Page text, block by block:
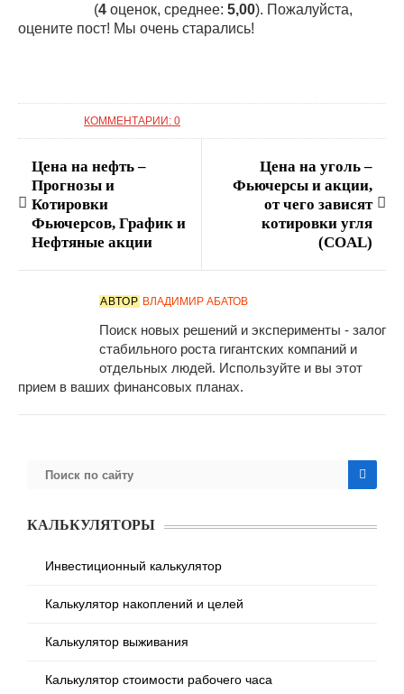
(4 оценок, среднее: 5,00). Пожалуйста,
оцените пост! Мы очень старались!
КОММЕНТАРИИ: 0
Цена на нефть –
Прогнозы и
Котировки
Фьючерсов, График и
Нефтяные акции
Цена на уголь –
Фьючерсы и акции,
от чего зависят
котировки угля
(COAL)
АВТОР ВЛАДИМИР АБАТОВ
Поиск новых решений и эксперименты - залог
стабильного роста гигантских компаний и
отдельных людей. Используйте и вы этот
прием в ваших финансовых планах.
КАЛЬКУЛЯТОРЫ
Инвестиционный калькулятор
Калькулятор накоплений и целей
Калькулятор выживания
Калькулятор стоимости рабочего часа